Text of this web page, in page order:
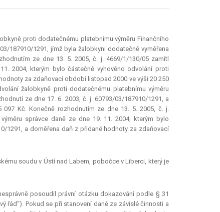
proti dodatečnému platebnímu výměru Finančního
187910/1291, jímž byla žalobkyni dodatečně vyměřena
ze dne 13. 5. 2005, č. j. 4669/1/130/05 zamítl
2004, kterým bylo částečně vyhověno odvolání proti
za zdaňovací období listopad 2000 ve výši 20 250
žalobkyně proti dodatečnému platebnímu výměru
ze dne 17. 6. 2003, č. j. 60793/03/187910/1291, a
Kč. Konečně rozhodnutím ze dne 13. 5. 2005, č. j.
správce daně ze dne 19. 11. 2004, kterým bylo
1291, a doměřena daň z přidané hodnoty za zdaňovací
soudu v Ústí nad Labem, pobočce v Liberci, který je
posoudil právní otázku dokazování podle § 31
řád“). Pokud se při stanovení daně ze závislé činnosti a